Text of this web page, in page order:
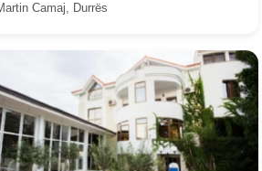
Camaj, Durrës